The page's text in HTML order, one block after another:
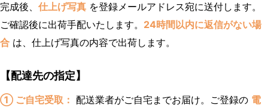
完成後、 仕上げ写真 を登録メールアドレス宛に送付します。
ご確認後に出荷手配いたします。 24時間以内に返信がない場
合 は、仕上げ写真の内容で出荷します。
【配達先の指定】
① ご自宅受取： 配送業者がご自宅までお届け。ご登録の 電